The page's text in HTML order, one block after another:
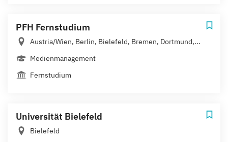
PFH Fernstudium
Austria/Wien, Berlin, Bielefeld, Bremen, Dortmund,...
Medienmanagement
Fernstudium
Universität Bielefeld
Bielefeld